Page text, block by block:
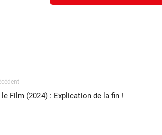
le Film (2024) : Explication de la fin !